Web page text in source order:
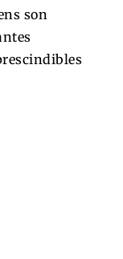
son